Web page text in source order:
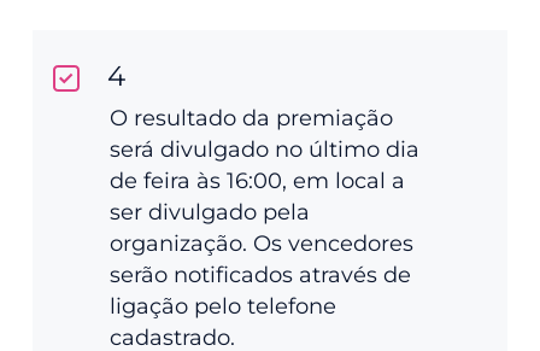
4
O resultado da premiação
será divulgado no último dia
de feira às 16:00, em local a
ser divulgado pela
organização. Os vencedores
serão notificados através de
ligação pelo telefone
cadastrado.